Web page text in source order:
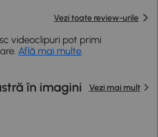
Vezi toate review-urile
videoclipuri pot primi
Află mai multe
în imagini Vezi mai mult